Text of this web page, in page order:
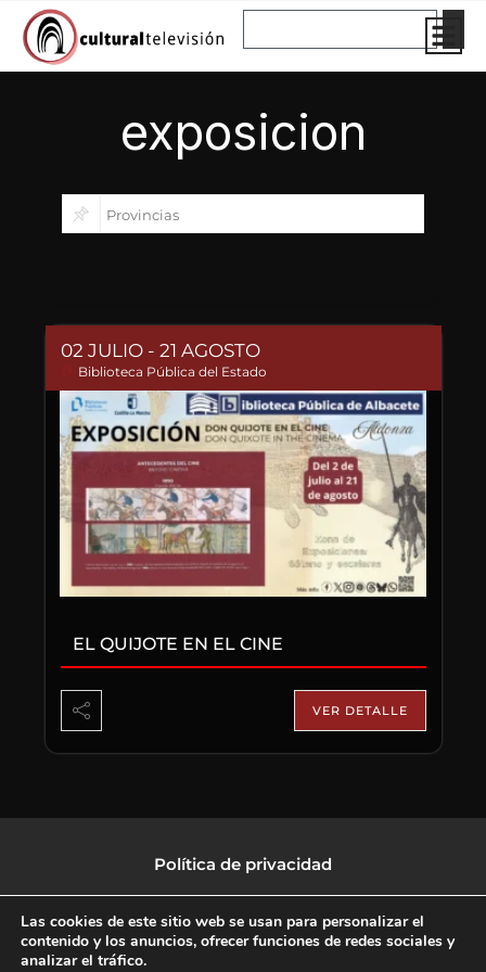
contenido
exposicion
02 JULIO- 21 AGOSTO
Biblioteca Pública del Estado
EL QUIJOTE EN EL CINE
VER DETALLE
Política de privacidad
Política de protección de datos
Las cookies de este sitio web se usan para personalizar el
contenido y los anuncios, ofrecer funciones de redes sociales y
analizar el tráfico.